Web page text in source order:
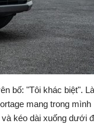
bố: "Tôi khác biệt". Là
mang trong mình
kéo dài xuống dưới